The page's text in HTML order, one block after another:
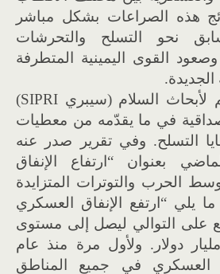
هذه الصراعات بشكل مباشر
نحو التسلح والتحرشات
القوى اليمينية المتطرفة
يُعدّ معهد ستوكهولم لأبحاث السلام (سيبري SIPRI)
في ما يقدّمه من معطيات
التسلح. وفي تقرير صدر عنه
الماضي بعنوان “ارتفاع الإنفاق
الحرب والتوترات المتزايدة
ما يلي “ارتفع الإنفاق العسكري
على التوالي ليصل إلى مستوى
قياسي بلغ 2.443 مليار دولار. ولأول مرة منذ عام
العسكري في جميع المناطق